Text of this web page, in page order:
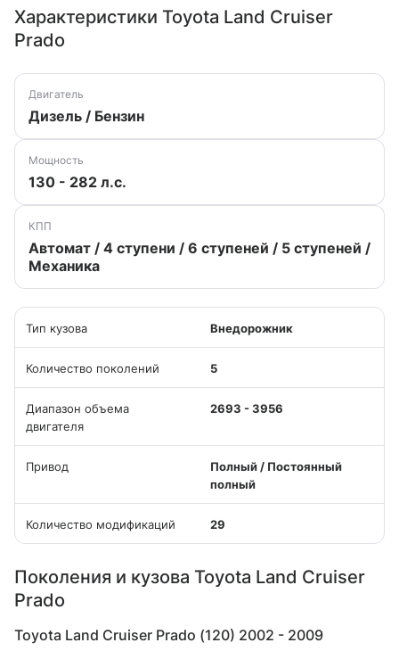
Характеристики Toyota Land Cruiser
Prado
Двигатель
Дизель / Бензин
Мощность
130 - 282 л.с.
КПП
Автомат / 4 ступени / 6 ступеней / 5 ступеней /
Механика
Тип кузова Внедорожник
Количество поколений 5
Диапазон объема
двигателя
2693 - 3956
Привод
Полный / Постоянный
полный
Количество модификаций 29
Поколения и кузова Toyota Land Cruiser
Prado
Toyota Land Cruiser Prado (120) 2002 - 2009